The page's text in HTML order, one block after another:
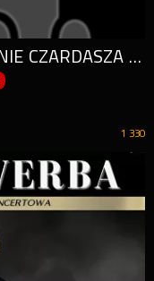
KONCERT WIEDEŃSKI W KRAINIE CZARDASZA - CZĘŚĆ 2
1 330